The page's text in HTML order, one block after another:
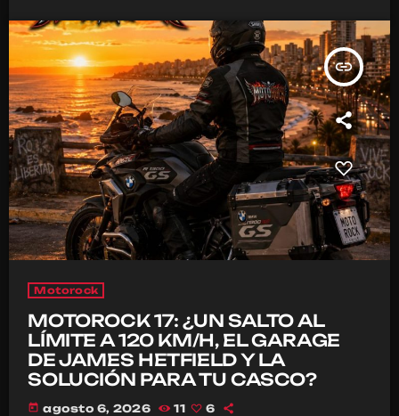
insert_link
Motorock
MOTOROCK 17: ¿UN SALTO AL
LÍMITE A 120 KM/H, EL GARAGE
DE JAMES HETFIELD Y LA
SOLUCIÓN PARA TU CASCO?
today agosto 6, 2026 11 6